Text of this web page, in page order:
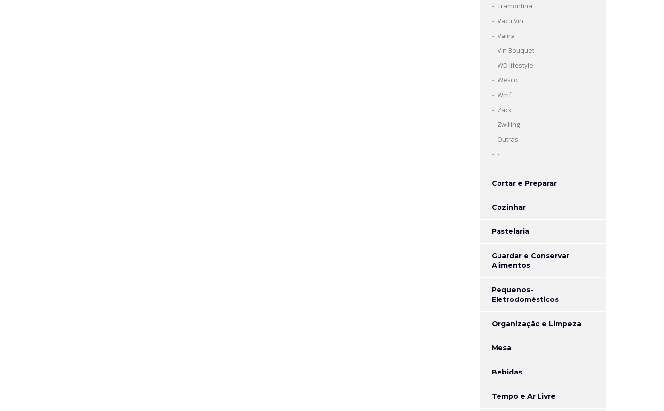
Tramontina
Vacu Vin
Valira
Vin Bouquet
WD lifestyle
Wesco
Wmf
Zack
Zwilling
Outras
-
Cortar e Preparar
Cozinhar
Pastelaria
Guardar e Conservar
Alimentos
Pequenos-
Eletrodomésticos
Organização e Limpeza
Mesa
Bebidas
Tempo e Ar Livre